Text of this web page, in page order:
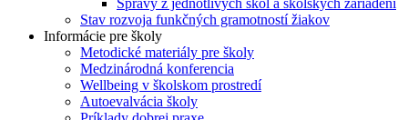
Správy z jednotlivých škôl a školských zariadení
Stav rozvoja funkčných gramotností žiakov
Informácie pre školy
Metodické materiály pre školy
Medzinárodná konferencia
Wellbeing v školskom prostredí
Autoevalvácia školy